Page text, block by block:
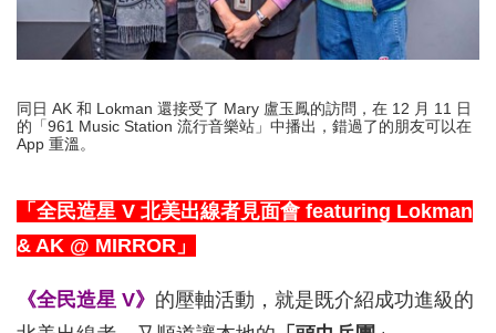
同日 AK 和 Lokman 還接受了 Mary 盧玉鳳的訪問，在 12 月 11 日
的「961 Music Station 流行音樂站」中播出，錯過了的朋友可以在
App 重溫。
「全民造星 V 北美出線者見面會 featuring Lokman
& AK @ MIRROR」
《全民造星 V》 的壓軸活動，就是既介紹成功進級的